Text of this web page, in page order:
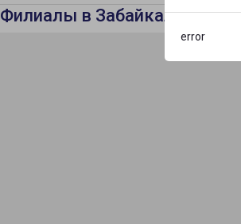
error
Филиалы в